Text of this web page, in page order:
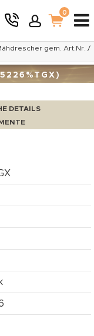
0
gem. Art.Nr. /
DETAILS